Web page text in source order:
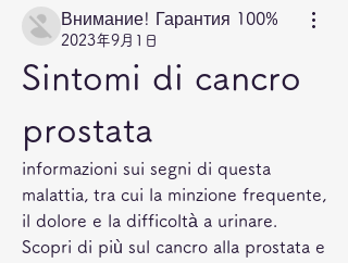
Внимание! Гарантия 100%
2023年9月1日
Sintomi di cancro
prostata
informazioni sui segni di questa
malattia, tra cui la minzione frequente,
il dolore e la difficoltà a urinare.
Scopri di più sul cancro alla prostata e